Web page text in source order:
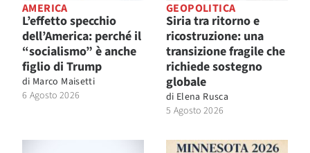
AMERICA
L’effetto specchio
dell’America: perché il
“socialismo” è anche
figlio di Trump
di Marco Maisetti
6 Agosto 2026
GEOPOLITICA
Siria tra ritorno e
ricostruzione: una
transizione fragile che
richiede sostegno
globale
di Elena Rusca
5 Agosto 2026